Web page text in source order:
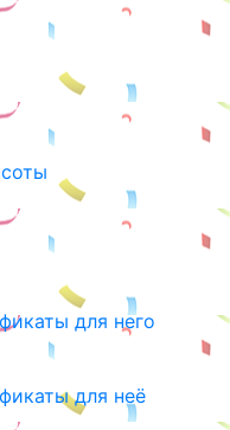
для него
для неё